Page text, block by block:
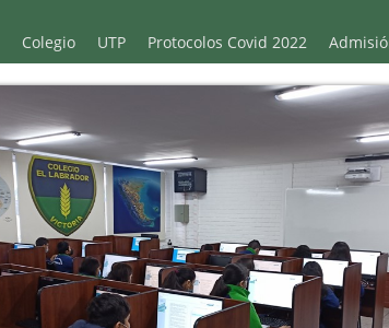
Colegio UTP Protocolos Covid 2022